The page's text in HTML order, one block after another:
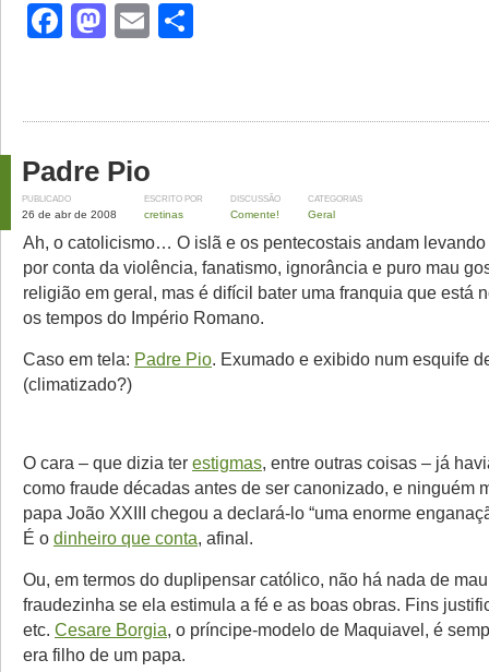
Facebook
Mastodon
Email
Padre Pio
PUBLICADO
26 de abr de 2008
ESCRITO POR
cretinas
DISCUSSÃO
Comente!
CATEGORIAS
Geral
Ah, o catolicismo… O islã e os pentecostais andam levando
por conta da violência, fanatismo, ignorância e puro mau
religião em geral, mas é difícil bater uma franquia que está
os tempos do Império Romano.
Caso em tela: Padre Pio. Exumado e exibido num esquife
(climatizado?)
O cara – que dizia ter estigmas, entre outras coisas – já
como fraude décadas antes de ser canonizado, e ninguém
papa João XXIII chegou a declará-lo “uma enorme
É o dinheiro que conta, afinal.
Ou, em termos do duplipensar católico, não há nada de
fraudezinha se ela estimula a fé e as boas obras. Fins
etc. Cesare Borgia, o príncipe-modelo de Maquiavel, é
era filho de um papa.